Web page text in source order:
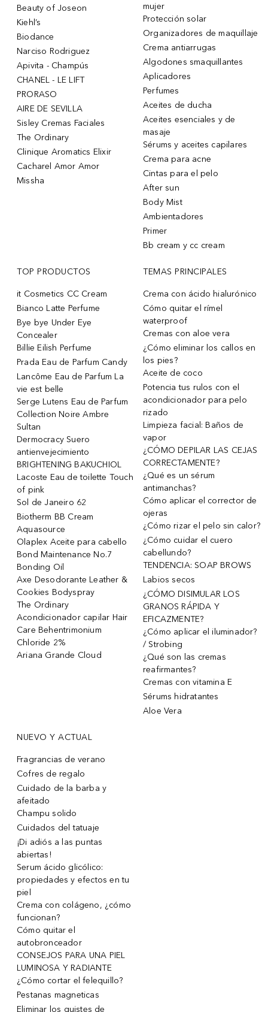
Beauty of Joseon
Kiehl’s
Biodance
Narciso Rodriguez
Apivita - Champús
CHANEL - LE LIFT
PRORASO
AIRE DE SEVILLA
Sisley Cremas Faciales
The Ordinary
Clinique Aromatics Elixir
Cacharel Amor Amor
Missha
mujer
Protección solar
Organizadores de maquillaje
Crema antiarrugas
Algodones smaquillantes
Aplicadores
Perfumes
Aceites de ducha
Aceites esenciales y de
masaje
Sérums y aceites capilares
Crema para acne
Cintas para el pelo
After sun
Body Mist
Ambientadores
Primer
Bb cream y cc cream
TOP PRODUCTOS
it Cosmetics CC Cream
Bianco Latte Perfume
Bye bye Under Eye
Concealer
Billie Eilish Perfume
Prada Eau de Parfum Candy
Lancôme Eau de Parfum La
vie est belle
Serge Lutens Eau de Parfum
Collection Noire Ambre
Sultan
Dermocracy Suero
antienvejecimiento
BRIGHTENING BAKUCHIOL
Lacoste Eau de toilette Touch
of pink
Sol de Janeiro 62
Biotherm BB Cream
Aquasource
Olaplex Aceite para cabello
Bond Maintenance No.7
Bonding Oil
Axe Desodorante Leather &
Cookies Bodyspray
The Ordinary
Acondicionador capilar Hair
Care Behentrimonium
Chloride 2%
Ariana Grande Cloud
TEMAS PRINCIPALES
Crema con ácido hialurónico
Cómo quitar el rímel
waterproof
Cremas con aloe vera
¿Cómo eliminar los callos en
los pies?
Aceite de coco
Potencia tus rulos con el
acondicionador para pelo
rizado
Limpieza facial: Baños de
vapor
¿CÓMO DEPILAR LAS CEJAS
CORRECTAMENTE?
¿Qué es un sérum
antimanchas?
Cómo aplicar el corrector de
ojeras
¿Cómo rizar el pelo sin calor?
¿Cómo cuidar el cuero
cabellundo?
TENDENCIA: SOAP BROWS
Labios secos
¿CÓMO DISIMULAR LOS
GRANOS RÁPIDA Y
EFICAZMENTE?
¿Cómo aplicar el iluminador?
/ Strobing
¿Qué son las cremas
reafirmantes?
Cremas con vitamina E
Sérums hidratantes
Aloe Vera
NUEVO Y ACTUAL
Fragrancias de verano
Cofres de regalo
Cuidado de la barba y
afeitado
Champu solido
Cuidados del tatuaje
¡Di adiós a las puntas
abiertas!
Serum ácido glicólico:
propiedades y efectos en tu
piel
Crema con colágeno, ¿cómo
funcionan?
Cómo quitar el
autobronceador
CONSEJOS PARA UNA PIEL
LUMINOSA Y RADIANTE
¿Cómo cortar el felequillo?
Pestanas magneticas
Eliminar los quistes de